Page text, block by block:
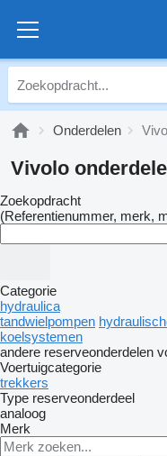
Onderdelen
Vivolo
Zoekopdracht
(Referentienummer, merk,
Categorie
hydraulica
tandwielpompen
koelsystemen
andere reserveonderdelen
Voertuigcategorie
trekkers
Type reserveonderdeel
analoog
Merk